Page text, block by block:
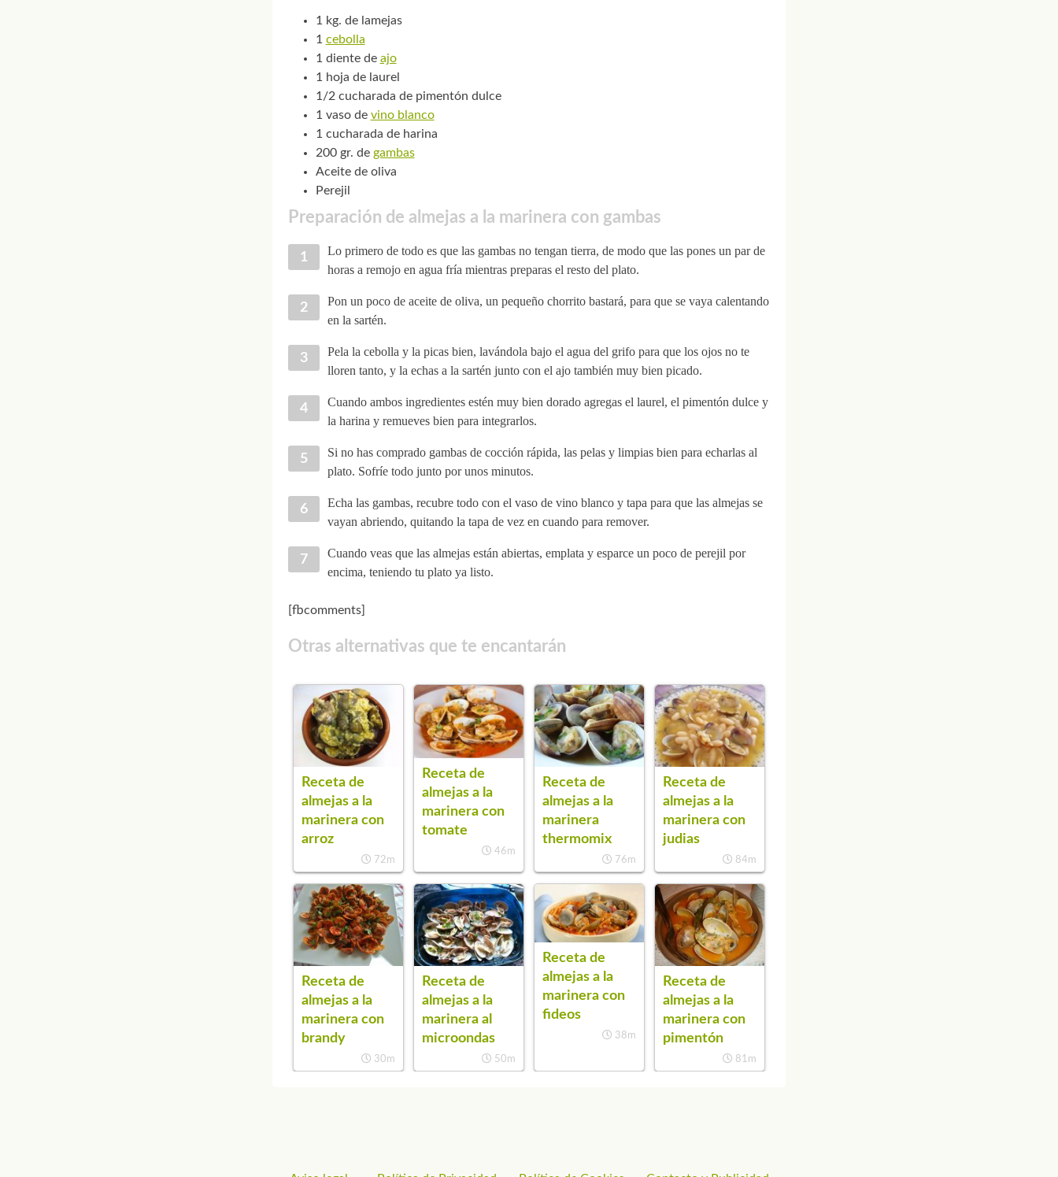
1 kg. de lamejas
1 cebolla
1 diente de ajo
1 hoja de laurel
1/2 cucharada de pimentón dulce
1 vaso de vino blanco
1 cucharada de harina
200 gr. de gambas
Aceite de oliva
Perejil
Preparación de almejas a la marinera con gambas
Lo primero de todo es que las gambas no tengan tierra, de modo que las pones un par de
horas a remojo en agua fría mientras preparas el resto del plato.
Pon un poco de aceite de oliva, un pequeño chorrito bastará, para que se vaya calentando
en la sartén.
Pela la cebolla y la picas bien, lavándola bajo el agua del grifo para que los ojos no te
lloren tanto, y la echas a la sartén junto con el ajo también muy bien picado.
Cuando ambos ingredientes estén muy bien dorado agregas el laurel, el pimentón dulce y
la harina y remueves bien para integrarlos.
Si no has comprado gambas de cocción rápida, las pelas y limpias bien para echarlas al
plato. Sofríe todo junto por unos minutos.
Echa las gambas, recubre todo con el vaso de vino blanco y tapa para que las almejas se
vayan abriendo, quitando la tapa de vez en cuando para remover.
Cuando veas que las almejas están abiertas, emplata y esparce un poco de perejil por
encima, teniendo tu plato ya listo.
[fbcomments]
Otras alternativas que te encantarán
Receta de
almejas a la
marinera con
arroz
72m
Receta de
almejas a la
marinera con
tomate
46m
Receta de
almejas a la
marinera
thermomix
76m
Receta de
almejas a la
marinera con
judias
84m
Receta de
almejas a la
marinera con
brandy
30m
Receta de
almejas a la
marinera al
microondas
50m
Receta de
almejas a la
marinera con
fideos
38m
Receta de
almejas a la
marinera con
pimentón
81m